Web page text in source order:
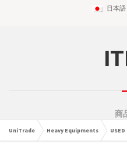
日本語
商
UniTrade Heavy Equipments USED